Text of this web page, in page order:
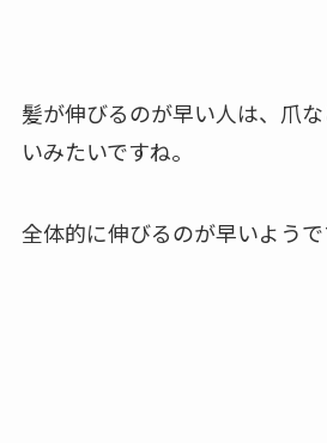
髪が伸びるのが早い人は、爪
いみたいですね。
全体的に伸びるのが早いようで